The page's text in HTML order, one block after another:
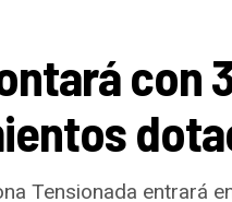
de esa zona y que
áreas, estos tres años
para la creación de
el Plan de Acción
en régimen de
con
Tensionada entrará